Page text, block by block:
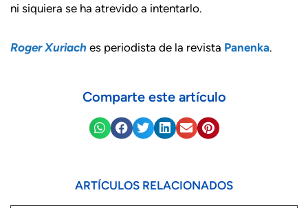
ni siquiera se ha atrevido a intentarlo.
Roger Xuriach es periodista de la revista Panenka.
Comparte este artículo
ARTÍCULOS RELACIONADOS